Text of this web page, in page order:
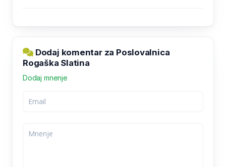
Dodaj komentar za Poslovalnica
Rogaška Slatina
Dodaj mnenje